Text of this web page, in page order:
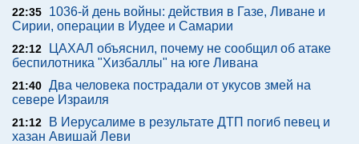
22:35
1036-й день войны: действия в Газе, Ливане и
Сирии, операции в Иудее и Самарии
22:12
ЦАХАЛ объяснил, почему не сообщил об атаке
беспилотника "Хизбаллы" на юге Ливана
21:40 Два человека пострадали от укусов змей на
севере Израиля
21:12
В Иерусалиме в результате ДТП погиб певец и
хазан Авишай Леви